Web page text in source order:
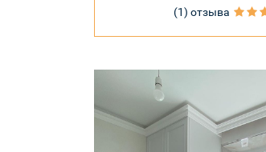
(1) отзыва